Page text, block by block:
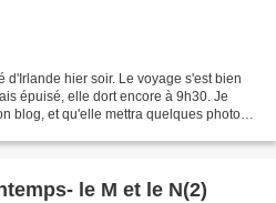
d'Irlande hier soir. Le voyage s'est bien
épuisé, elle dort encore à 9h30. Je
blog, et qu'elle mettra quelques photos.
le M et le N(2)